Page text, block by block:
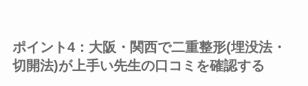
ポイント4：大阪・関西で二重整形(埋没法・
切開法)が上手い先生の口コミを確認する